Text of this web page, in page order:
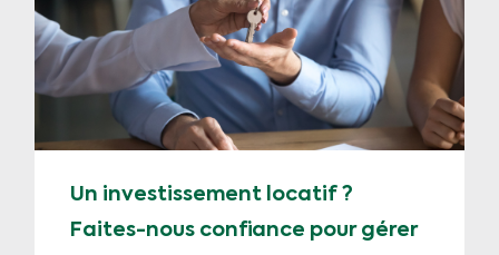
Un investissement locatif ?
Faites-nous confiance pour gérer